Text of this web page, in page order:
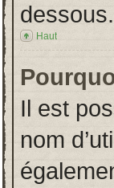
dessous.
Haut
Il est
nom